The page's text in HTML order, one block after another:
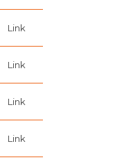
Link
Link
Link
Link